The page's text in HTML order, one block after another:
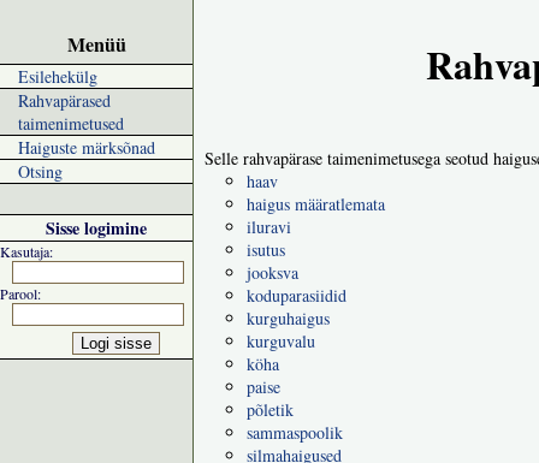
Menüü
Esilehekülg
Rahvapärased
taimenimetused
Haiguste märksõnad
Otsing
Sisse logimine
Kasutaja:
Parool:
Selle rahvapärase taimenimetusega seotud
haav
haigus määratlemata
iluravi
isutus
jooksva
koduparasiidid
kurguhaigus
kurguvalu
köha
paise
põletik
sammaspoolik
silmahaigused